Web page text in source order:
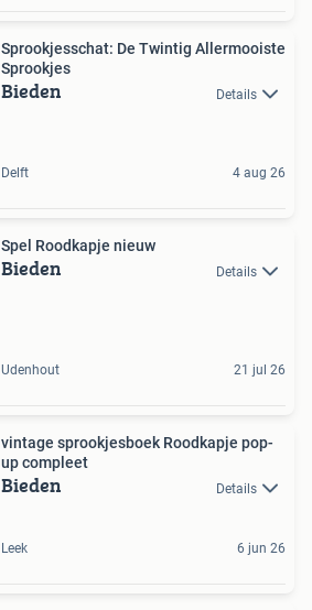
Sprookjesschat: De Twintig Allermooiste
Sprookjes
Bieden Details
Delft 4 aug 26
Spel Roodkapje nieuw
Bieden Details
Udenhout 21 jul 26
vintage sprookjesboek Roodkapje pop-
up compleet
Bieden Details
Leek 6 jun 26